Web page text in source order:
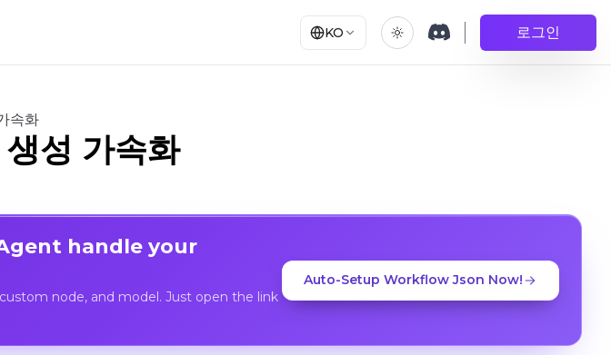
KO 로그인
속화
성 가속화
handle your
node, and model. Just open the link
Auto-Setup Workflow Json Now!